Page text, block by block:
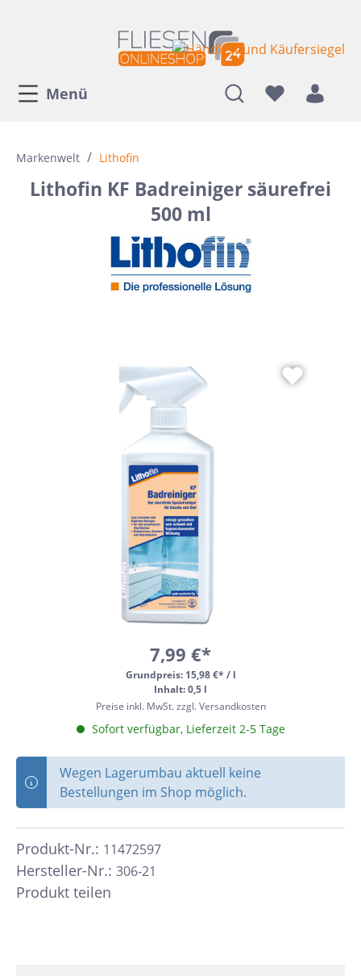
Menü
Markenwelt / Lithofin
Lithofin KF Badreiniger säurefrei
500 ml
7,99 €*
Grundpreis: 15,98 €* / l
Inhalt: 0,5 l
Preise inkl. MwSt. zzgl. Versandkosten
Sofort verfügbar, Lieferzeit 2-5 Tage
Wegen Lagerumbau aktuell keine
Bestellungen im Shop möglich.
Hersteller-Nr.: 306-21
Produkt-Nr.: 11472597
Produkt teilen